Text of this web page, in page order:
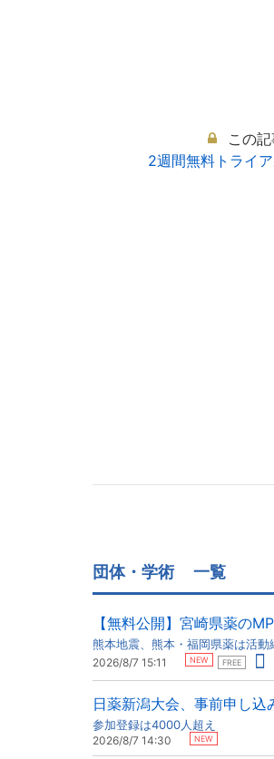
この
2週間無料トライ
団体・学術 一覧
【無料公開】宮崎県薬の
熊本地震、熊本・福岡県薬は活動
2026/8/7 15:11 NEW FREE
日薬新潟大会、事前申し込
参加登録は4000人超え
2026/8/7 14:30 NEW